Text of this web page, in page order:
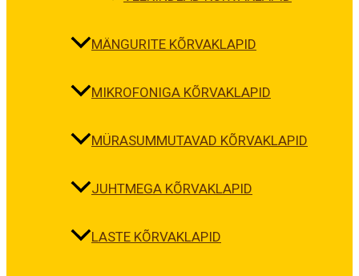
MÄNGURITE KÕRVAKLAPID
MIKROFONIGA KÕRVAKLAPID
MÜRASUMMUTAVAD KÕRVAKLAPID
JUHTMEGA KÕRVAKLAPID
LASTE KÕRVAKLAPID